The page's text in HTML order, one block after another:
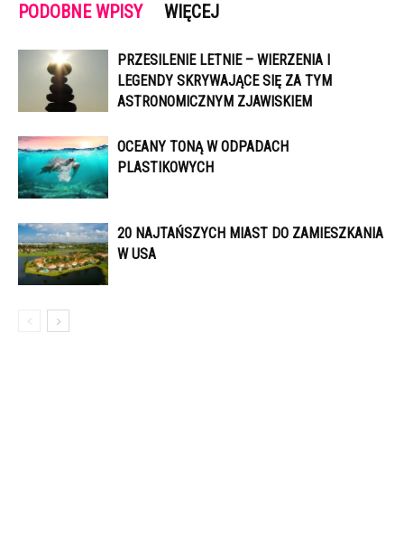
PODOBNE WPISY WIĘCEJ
PRZESILENIE LETNIE – WIERZENIA I
LEGENDY SKRYWAJĄCE SIĘ ZA TYM
ASTRONOMICZNYM ZJAWISKIEM
OCEANY TONĄ W ODPADACH
PLASTIKOWYCH
20 NAJTAŃSZYCH MIAST DO ZAMIESZKANIA
W USA